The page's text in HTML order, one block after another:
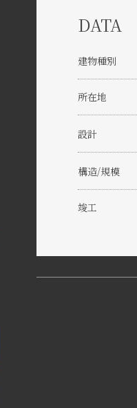
DATA
建物種別
所在地
設計
構造/規模
竣工